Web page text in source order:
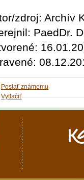
zdroj: Archív
PaedDr.
Poslať známemu
Vytlačiť